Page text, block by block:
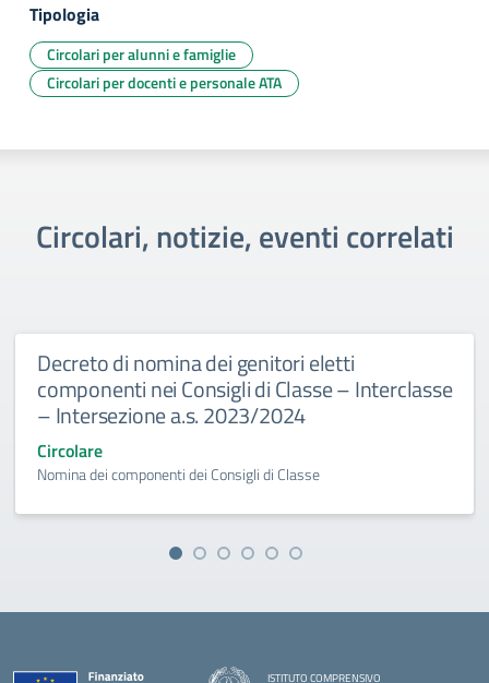
Tipologia
Circolari per alunni e famiglie
Circolari per docenti e personale ATA
Circolari, notizie, eventi correlati
Decreto di nomina dei genitori eletti
componenti nei Consigli di Classe – Interclasse
– Intersezione a.s. 2023/2024
Circolare
Nomina dei componenti dei Consigli di Classe
ISTITUTO COMPRENSIVO